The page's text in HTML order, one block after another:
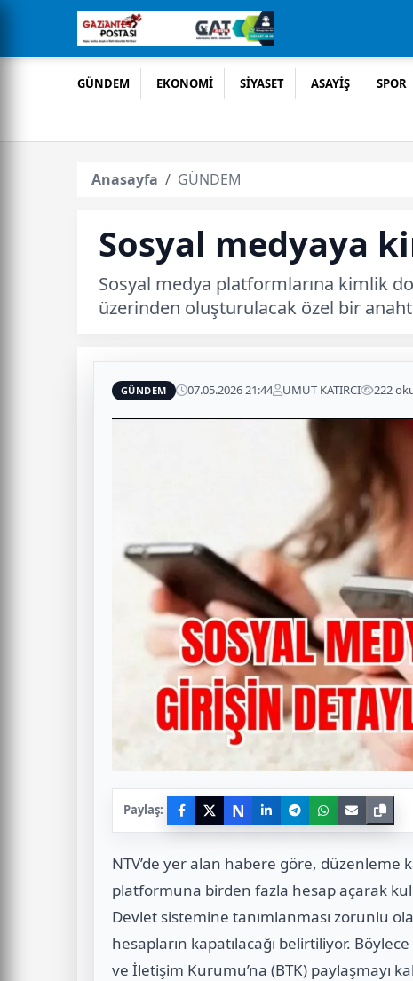
GÜNDEM EKONOMİ SİYASET ASAYİŞ SPOR
Anasayfa GÜNDEM
Sosyal medyaya
Sosyal medya platformlarına kimlik
üzerinden oluşturulacak özel bir
GÜNDEM 07.05.2026 21:44 UMUT KATIRCI 222
Paylaş: N
NTV’de yer alan habere göre, düzenleme
platformuna birden fazla hesap açarak
Devlet sistemine tanımlanması zorunlu
hesapların kapatılacağı belirtiliyor.
ve İletişim Kurumu’na (BTK) paylaşmayı